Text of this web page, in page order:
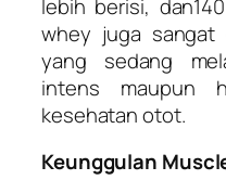
lebih berisi, dan
whey juga sangat
yang sedang
intens maupun
kesehatan otot.
Keunggulan